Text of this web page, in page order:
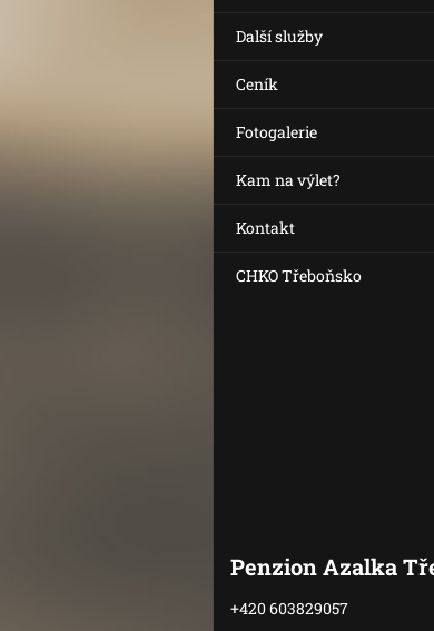
Další služby
Ceník
Fotogalerie
Kam na výlet?
Kontakt
CHKO Třeboňsko
Penzion Azalka
+420 603829057